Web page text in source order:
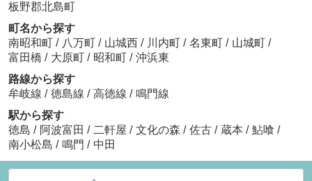
板野郡北島町
町名から探す
南昭和町 / 八万町 / 山城西 / 川内町 / 名東町 / 山城町 /
富田橋 / 大原町 / 昭和町 / 沖浜東
路線から探す
牟岐線 / 徳島線 / 高徳線 / 鳴門線
駅から探す
徳島 / 阿波富田 / 二軒屋 / 文化の森 / 佐古 / 蔵本 / 鮎喰 /
南小松島 / 鳴門 / 中田